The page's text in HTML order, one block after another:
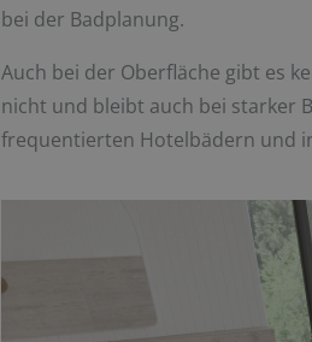
bei der Badplanung.
Auch bei der Oberfläche gibt es
nicht und bleibt auch bei starker
frequentierten Hotelbädern und